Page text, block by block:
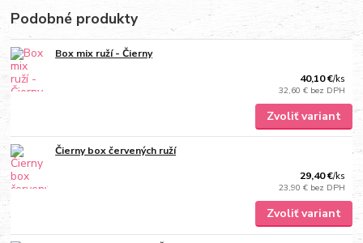
Podobné produkty
Box mix ruží - Čierny
40,10 €/ks
32,60 € bez DPH
Zvoliť variant
Čierny box červených ruží
29,40 €/ks
23,90 € bez DPH
Zvoliť variant